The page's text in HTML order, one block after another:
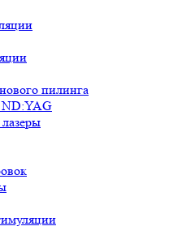
пилинга
ND:YAG